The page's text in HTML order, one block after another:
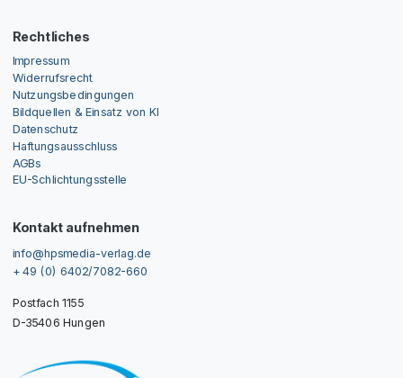
Rechtliches
Impressum
Widerrufsrecht
Nutzungsbedingungen
Bildquellen & Einsatz von KI
Datenschutz
Haftungsausschluss
AGBs
EU-Schlichtungsstelle
Kontakt aufnehmen
info@hpsmedia-verlag.de
+ 49 (0) 6402/7082-660
Postfach 1155
D-35406 Hungen